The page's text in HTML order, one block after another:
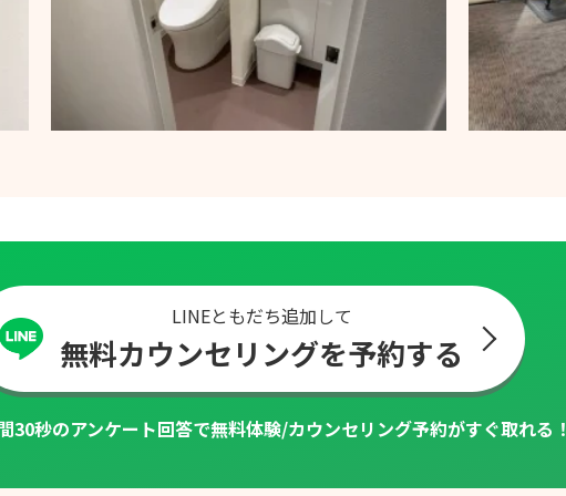
LINEともだち追加して
無料カウンセリングを予約する
30秒のアンケート回答で無料体験/カウンセリング予約がすぐ取れる！